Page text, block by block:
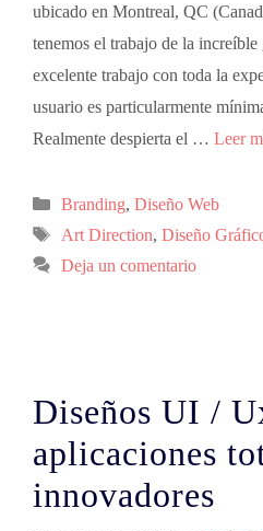
ubicado en Montreal, QC
tenemos el trabajo de la
excelente trabajo con toda la
usuario es particularmente
Realmente despierta el … Leer
Branding, Diseño Web
Art Direction, Diseño
Deja un comentario
Diseños UI /
aplicaciones
innovadores